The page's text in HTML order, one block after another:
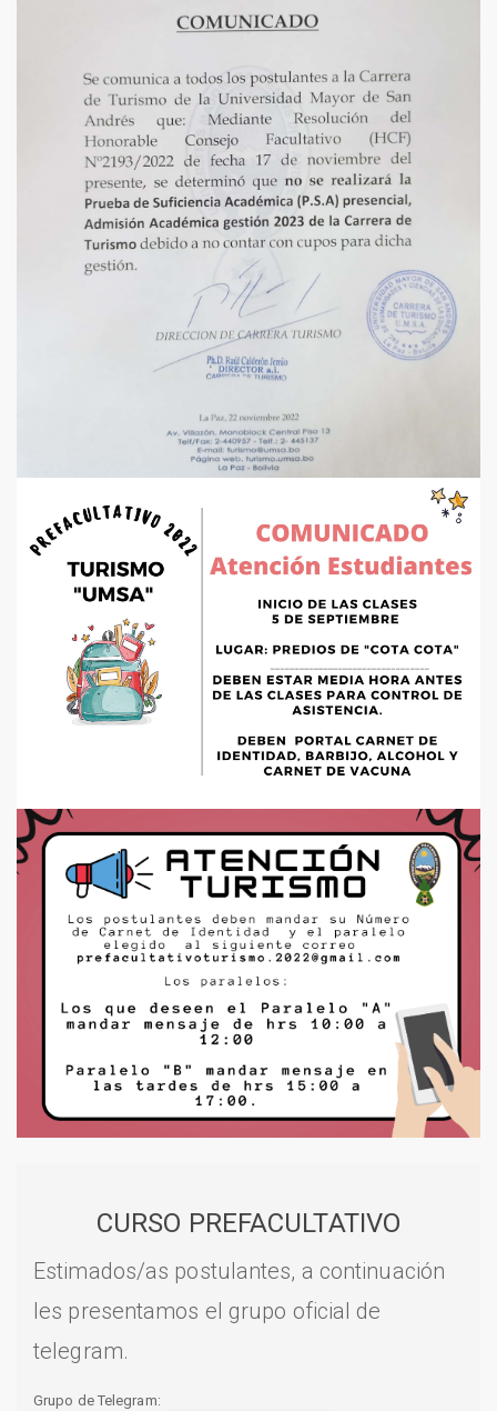
CURSO PREFACULTATIVO
Estimados/as postulantes, a continuación
les presentamos el grupo oficial de
telegram.
Grupo de Telegram: